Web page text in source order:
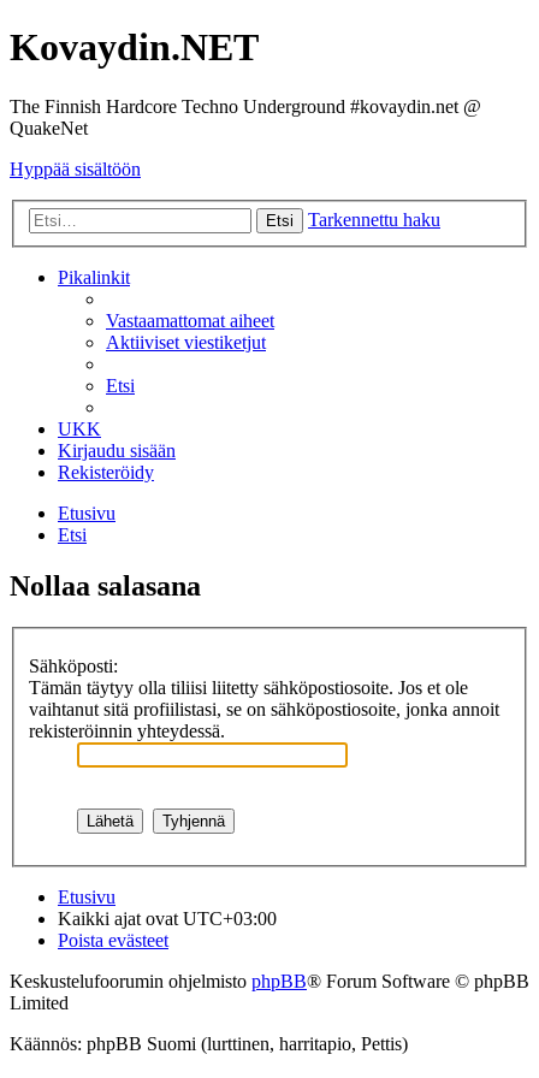
Kovaydin.NET
The Finnish Hardcore Techno Underground #kovaydin.net @
QuakeNet
Hyppää sisältöön
Etsi Tarkennettu haku
Pikalinkit
Vastaamattomat aiheet
Aktiiviset viestiketjut
Etsi
UKK
Kirjaudu sisään
Rekisteröidy
Etusivu
Etsi
Nollaa salasana
Sähköposti:
Tämän täytyy olla tiliisi liitetty sähköpostiosoite. Jos et ole
vaihtanut sitä profiilistasi, se on sähköpostiosoite, jonka annoit
rekisteröinnin yhteydessä.
Etusivu
Kaikki ajat ovat UTC+03:00
Poista evästeet
Keskustelufoorumin ohjelmisto phpBB® Forum Software © phpBB
Limited
Käännös: phpBB Suomi (lurttinen, harritapio, Pettis)